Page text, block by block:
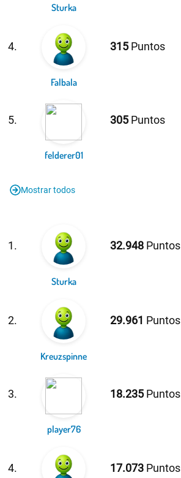
Sturka
4.
Falbala
315Puntos
5.
felderer01
305Puntos
Mostrar todos
1.
Sturka
32.948 Puntos
2.
Kreuzspinne
29.961 Puntos
3.
player76
18.235Puntos
4. 17.073 Puntos